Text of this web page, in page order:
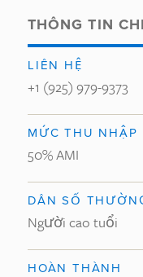
THÔNG TIN
LIÊN HỆ
+1 (925) 979-9373
MỨC THU NHẬP
50% AMI
DÂN SỐ
Người cao tuổi
HOÀN THÀNH